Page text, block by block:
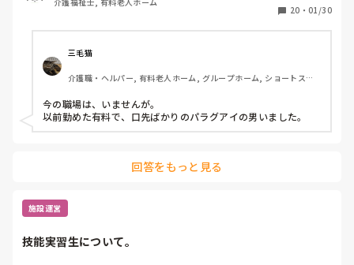
かなり気を使ってます。気に入らないと帰ってしまう外国人
慢して働いてますが皆さんの施設はいかがですか？
20 ・ 01/30
三毛猫
介護職・ヘルパー, 有料老人ホーム, グループホーム, ショートステ
今の職場は、いませんが。
回答をもっと見る
施設運営
技能実習生について。